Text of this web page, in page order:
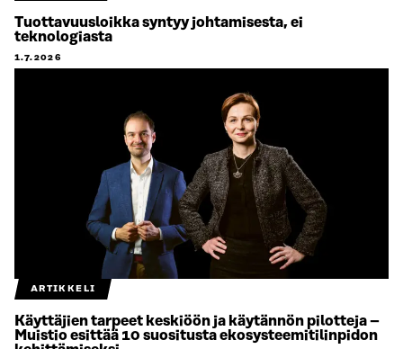
Tuottavuusloikka syntyy johtamisesta, ei
teknologiasta
1.7.2026
ARTIKKELI
Käyttäjien tarpeet keskiöön ja käytännön pilotteja –
Muistio esittää 10 suositusta ekosysteemitilinpidon